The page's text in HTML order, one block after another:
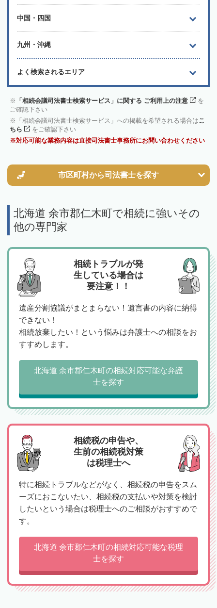
中国・四国
九州・沖縄
よく検索されるエリア
「相続会議司法書士検索サービス」に関する ご利用上の注意
を
ご確認下さい
「相続会議司法書士検索サービス」への掲載を希望される場合はこ
ちら
をご確認下さい
対応可能な業務内容は直接司法書士事務所にお問い合わせください
市区町村から司法書士を探す
北海道 余市郡仁木町で相続に強いその
他の専門家
相続トラブルが発
生している場合は
要注意！！
遺産分割協議がまとまらない！遺言書の内容に納得
できない！
相続放棄したい！という悩みは弁護士への相談をお
すすめします。
北海道 余市郡仁木町の相続対応可能な弁護
士を探す
相続税の申告や、
生前の相続税対策
は税理士へ
特に相続トラブルなどがなく、相続税の申告をスム
ーズにおこないたい、相続税の支払いや対策を検討
したいという場合は税理士へのご相談がおすすめで
す。
北海道 余市郡仁木町の相続対応可能な税理
士を探す